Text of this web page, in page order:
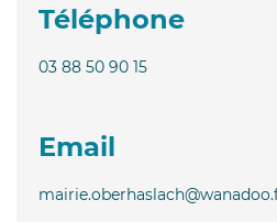
Téléphone
03 88 50 90 15
Email